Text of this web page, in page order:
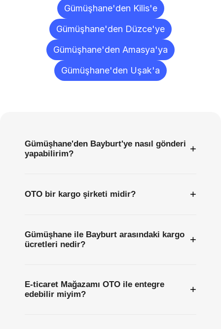
Gümüşhane'den Kilis'e
Gümüşhane'den Düzce'ye
Gümüşhane'den Amasya'ya
Gümüşhane'den Uşak'a
Gümüşhane'den Bayburt'ye nasıl gönderi
yapabilirim?
+
OTO bir kargo şirketi midir? +
Gümüşhane ile Bayburt arasındaki kargo
ücretleri nedir?
+
E-ticaret Mağazamı OTO ile entegre
edebilir miyim?
+